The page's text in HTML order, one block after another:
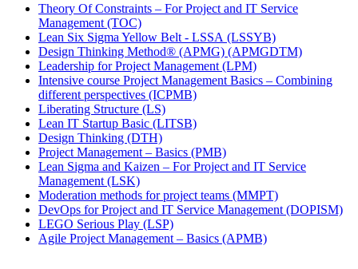
Theory Of Constraints – For Project and IT Service
Management (TOC)
Lean Six Sigma Yellow Belt - LSSA (LSSYB)
Design Thinking Method® (APMG) (APMGDTM)
Leadership for Project Management (LPM)
Intensive course Project Management Basics – Combining
different perspectives (ICPMB)
Liberating Structure (LS)
Lean IT Startup Basic (LITSB)
Design Thinking (DTH)
Project Management – Basics (PMB)
Lean Sigma and Kaizen – For Project and IT Service
Management (LSK)
Moderation methods for project teams (MMPT)
DevOps for Project and IT Service Management (DOPISM)
LEGO Serious Play (LSP)
Agile Project Management – Basics (APMB)